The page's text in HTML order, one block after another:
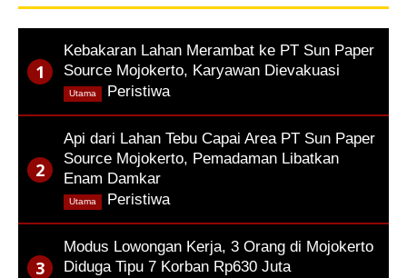
Kebakaran Lahan Merambat ke PT Sun Paper
Source Mojokerto, Karyawan Dievakuasi
Peristiwa,
Utama
Api dari Lahan Tebu Capai Area PT Sun Paper
Source Mojokerto, Pemadaman Libatkan
Enam Damkar
Peristiwa,
Utama
Modus Lowongan Kerja, 3 Orang di Mojokerto
Diduga Tipu 7 Korban Rp630 Juta